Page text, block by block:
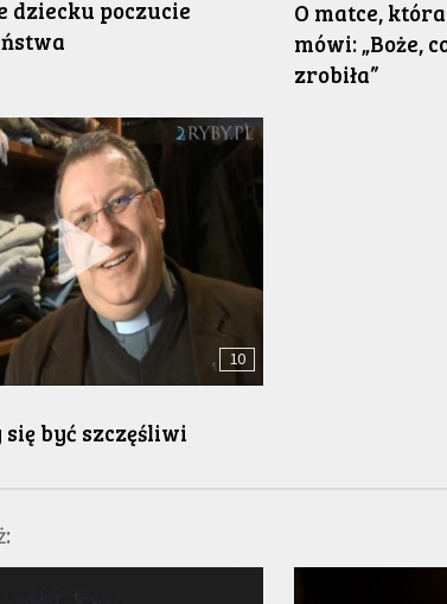
dziecku poczucie
O matce,
mówi: „Boże,
zrobiła”
10
być szczęśliwi